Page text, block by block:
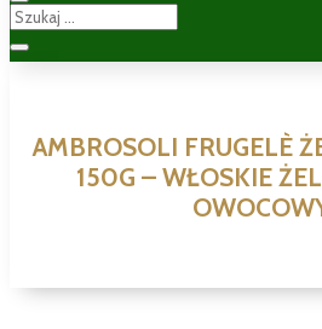
AMBROSOLI FRUGELÈ
150G – WŁOSKIE